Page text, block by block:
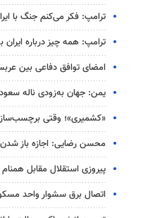
ترامپ: فکر می‌کنم جنگ با
ترامپ: همه چیز درباره
امضای توافق دفاعی بین
یمن: جهان به‌زودی ناله
«کشمیری»؛ وقتی
محسن رضایی: اجازه باز شدن
پیروزی استقلال مقابل
اتصال برق سشوار واحد